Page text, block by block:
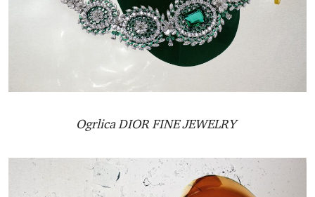
Ogrlica DIOR FINE JEWELRY